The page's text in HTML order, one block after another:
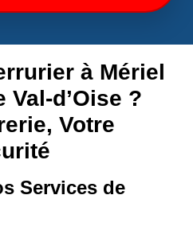
à Mériel
Val-d’Oise ?
Votre
Services de